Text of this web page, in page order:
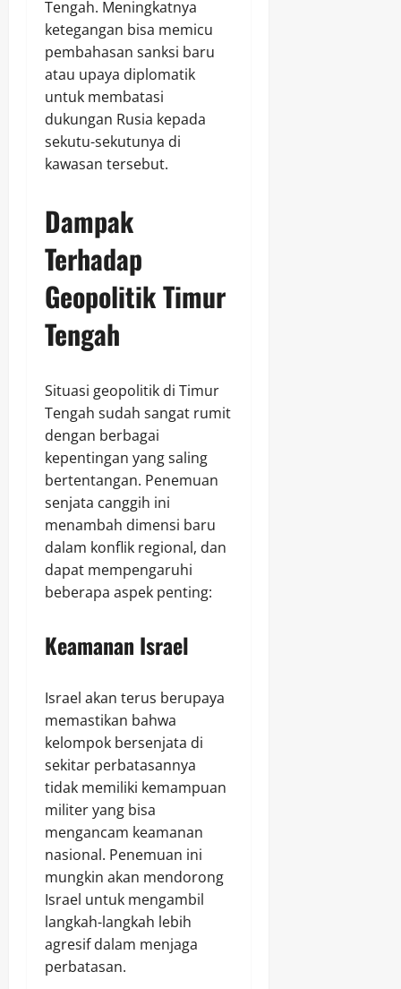
Tengah. Meningkatnya
ketegangan bisa memicu
pembahasan sanksi baru
atau upaya diplomatik
untuk membatasi
dukungan Rusia kepada
sekutu-sekutunya di
kawasan tersebut.
Dampak
Terhadap
Geopolitik Timur
Tengah
Situasi geopolitik di Timur
Tengah sudah sangat rumit
dengan berbagai
kepentingan yang saling
bertentangan. Penemuan
senjata canggih ini
menambah dimensi baru
dalam konflik regional, dan
dapat mempengaruhi
beberapa aspek penting:
Keamanan Israel
Israel akan terus berupaya
memastikan bahwa
kelompok bersenjata di
sekitar perbatasannya
tidak memiliki kemampuan
militer yang bisa
mengancam keamanan
nasional. Penemuan ini
mungkin akan mendorong
Israel untuk mengambil
langkah-langkah lebih
agresif dalam menjaga
perbatasan.